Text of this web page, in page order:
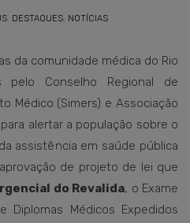
, DESTAQUES, NOTÍCIAS
da comunidade médica do Rio
pelo Conselho Regional de
Médico (Simers) e Associação
alertar a população sobre o
assistência em saúde pública
de projeto de lei que
do Revalida, o Exame
Diplomas Médicos Expedidos